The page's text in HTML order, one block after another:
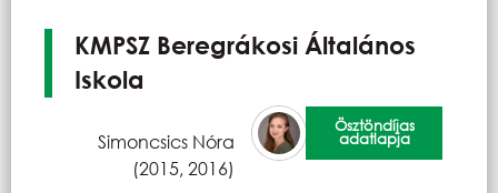
KMPSZ Beregrákosi Általános
Iskola
Simoncsics Nóra
(2015, 2016)
Ösztöndíjas
adatlapja